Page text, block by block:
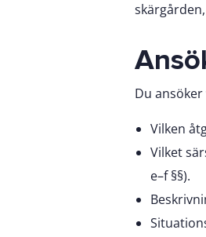
Du
Vilken
Vilket
e–f §§).